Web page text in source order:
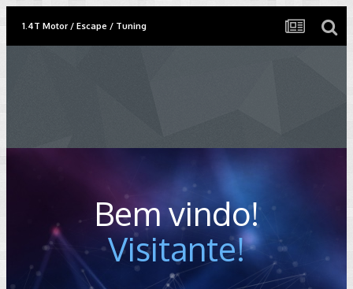
1.4T Motor / Escape / Tuning
Bem vindo!
Visitante!